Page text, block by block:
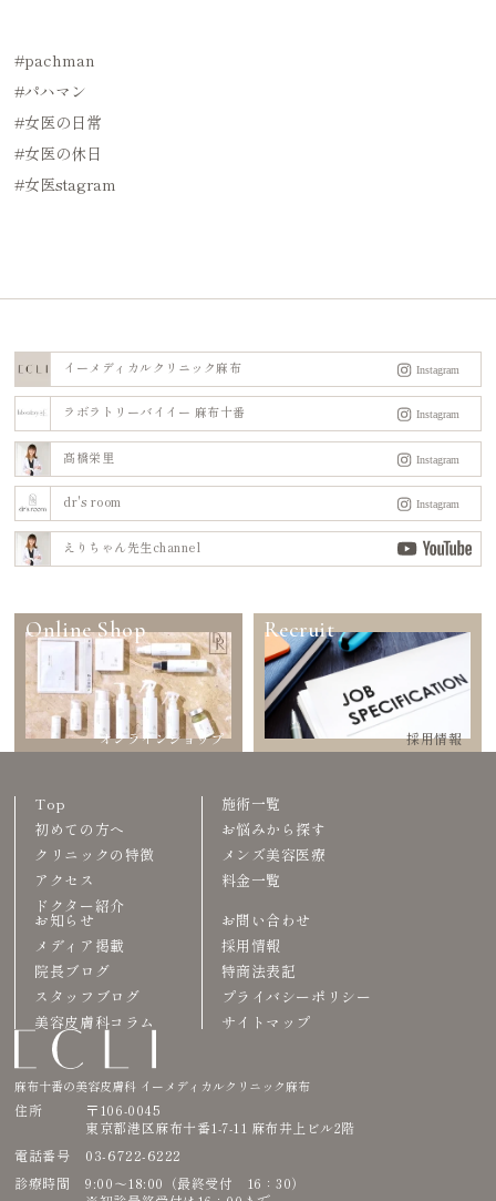
#pachman
#パハマン
#女医の日常
#女医の休日
#女医stagram
イーメディカルクリニック麻布
ラボラトリーバイイー 麻布十番
髙橋栄里
dr's room
えりちゃん先生channel
Online Shop
オンラインショップ
Recruit
採用情報
麻布十番の美容皮膚科 イーメディカルクリニック麻布
住所
〒106-0045
東京都港区麻布十番1-7-11 麻布井上ビル2階
電話番号
03-6722-6222
診療時間
9:00〜18:00（最終受付 16：30）
Top
初めての方へ
クリニックの特徴
アクセス
ドクター紹介
施術一覧
お悩みから探す
メンズ美容医療
料金一覧
お知らせ
メディア掲載
院長ブログ
スタッフブログ
美容皮膚科コラム
お問い合わせ
採用情報
特商法表記
プライバシーポリシー
サイトマップ